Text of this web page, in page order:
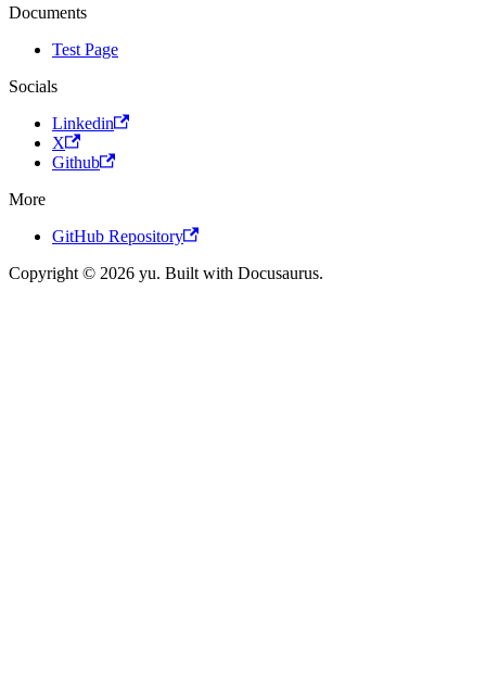
Documents
Test Page
Socials
Linkedin
X
Github
More
GitHub Repository
Copyright © 2026 yu. Built with Docusaurus.